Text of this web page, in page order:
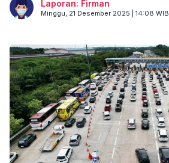
Laporan: Firman
Minggu, 21 Desember 2025 | 14:08 WIB